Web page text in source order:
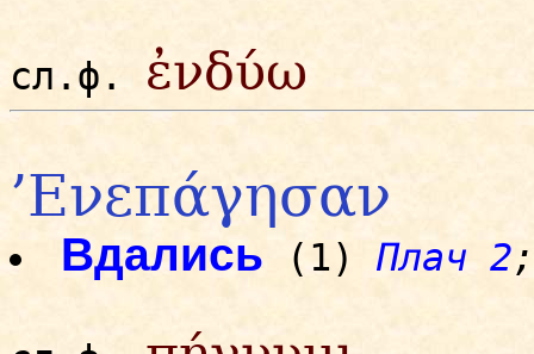
сл.ф. ἐνδύω
’Ενεπάγησαν
Вдались (1) Плач 2;